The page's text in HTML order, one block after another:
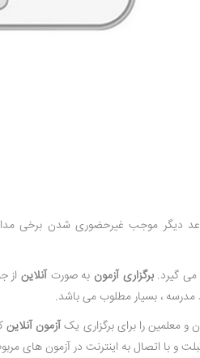
دیگر موجب غیرحضوری شدن برخی
می گیرد.برگزاری آزمون به صورتآنلاین از
مدرسه ، بسیار مطلوب می باشد.
و معلمین را برای برگزاری یکآزمون آنلاین
و با اتصال به اینترنت در آزمون های